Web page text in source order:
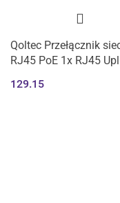
Qoltec Przełącznik
RJ45 PoE 1x RJ45
129.15